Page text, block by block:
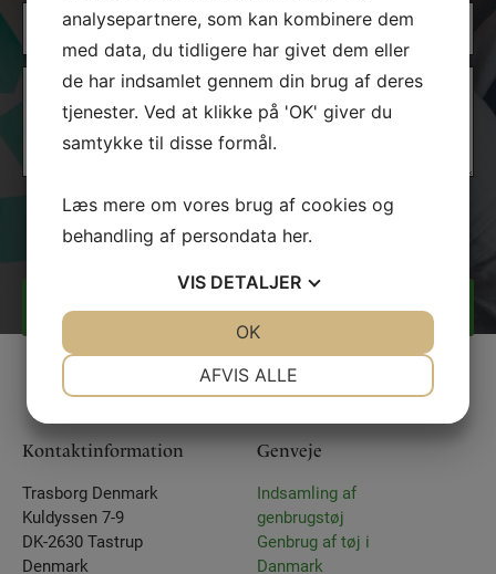
E-
mail
Message
(Required)
Jeg er ikke en robot
Kontaktinformation
Trasborg Denmark
Kuldyssen 7-9
DK-2630 Tastrup
Denmark
Genveje
Indsamling af
genbrugstøj
Genbrug af tøj i
Danmark
analysepartnere, som kan kombinere dem
med data, du tidligere har givet dem eller
de har indsamlet gennem din brug af deres
tjenester. Ved at klikke på 'OK' giver du
samtykke til disse formål.
Læs mere om vores brug af cookies og
behandling af persondata her.
VIS DETALJER
MARKETING STATISTIK
AFVIS ALLE
OK